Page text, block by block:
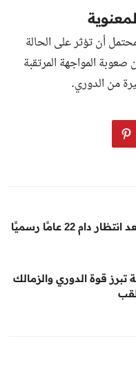
أن تؤثر على الحالة
صعوبة المواجهة المرتقبة
من الدوري.
22 عامًا رسميًا
تبرز قوة الدوري والزمالك